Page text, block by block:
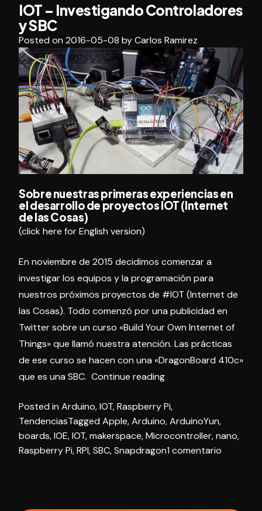
IOT – Investigando Controladores
y SBC
Posted on 2016-05-08 byCarlos Ramirez
Sobre nuestras primeras experiencias en
el desarrollo de proyectos IOT (Internet
de las Cosas)
(click here for English version)
En noviembre de 2015 decidimos comenzar a
investigar los equipos y la programación para
nuestros próximos proyectos de #IOT (Internet de
las Cosas). Todo comenzó por una publicidad en
Twitter sobre un curso «Build Your Own Internet of
Things» que llamó nuestra atención. Las prácticas
de ese curso se hacen con una «DragonBoard 410c»
que es una SBC. Continue reading«IOT
Investigando
Controladores
y
Posted in Arduino,IOT,Raspberry Pi,
TendenciasTagged Apple,Arduino,ArduinoYun,
boards,IOE,IOT,makerspace,Microcontroller,nano,
Raspberry Pi,RPI,SBC,Snapdragon1 comentario